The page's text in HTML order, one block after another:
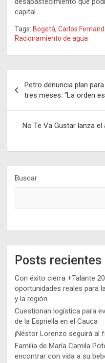
capital.
Tags: Bogotá, Carlos
Racionamiento de agua
de
entradas
Petro denuncia plan
tres meses: “La orden
No Te Va Gustar lanza
Buscar
Posts recientes
Con éxito cierra +Talante
oportunidades reales para
y la región
Cuestionan logística para
de la Espriella en el Cauca
¡Néstor Lorenzo seguirá al
Familia de María Camila
encontrar con vida a su